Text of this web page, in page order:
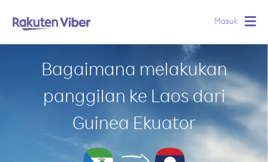
Masuk
Bagaimana melakukan
panggilan ke Laos dari
Guinea Ekuator